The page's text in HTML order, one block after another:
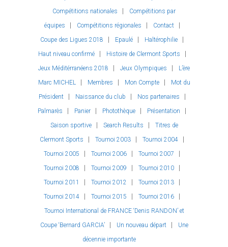
Compétitions nationales
Compétitions par
équipes
Compétitions régionales
Contact
Coupe des Ligues 2018
Epaulé
Haltérophilie
Haut niveau confirmé
Histoire de Clermont Sports
Jeux Méditérranéens 2018
Jeux Olympiques
L’ère
Marc MICHEL
Membres Mon Compte
Mot du
Président
Naissance du club
Nos partenaires
Palmarès
Panier Photothèque
Présentation
Saison sportive
Search Results
Titres de
Clermont Sports
Tournoi 2003
Tournoi 2004
Tournoi 2005
Tournoi 2006
Tournoi 2007
Tournoi 2008
Tournoi 2009
Tournoi 2010
Tournoi 2011
Tournoi 2012
Tournoi 2013
Tournoi 2014
Tournoi 2015
Tournoi 2016
Tournoi International de FRANCE ‘Denis RANDON’ et
Coupe ‘Bernard GARCIA’
Un nouveau départ
Une
décennie importante